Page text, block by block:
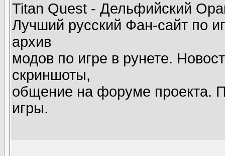
Titan Quest - Дельфийский
Лучший русский Фан-сайт по
архив
модов по игре в рунете.
скриншоты,
общение на форуме проекта.
игры.